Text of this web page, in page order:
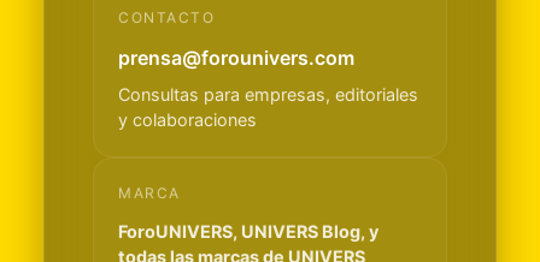
CONTACTO
prensa@forounivers.com
Consultas para empresas, editoriales
y colaboraciones
MARCA
ForoUNIVERS, UNIVERS Blog, y
todas las marcas de UNIVERS